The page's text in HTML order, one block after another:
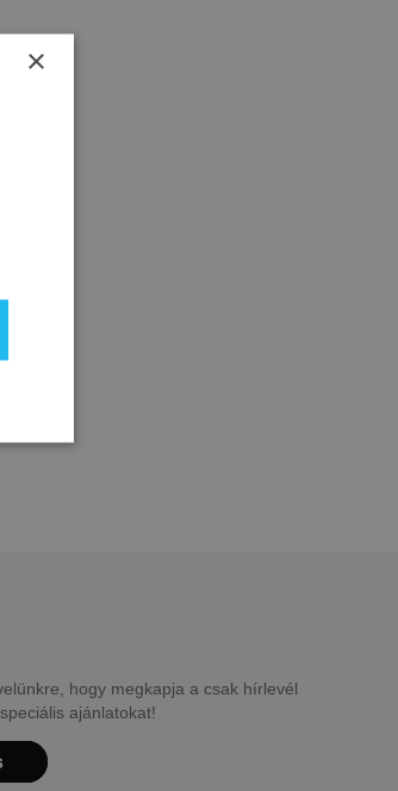
hogy megkapja a csak hírlevél
ajánlatokat!
×